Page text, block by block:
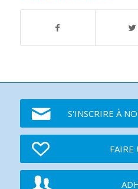
S'INSCRIRE À
FAIRE